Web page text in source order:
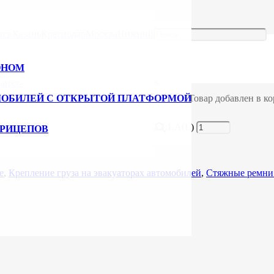
С ОТКРЫТОЙ ПЛАТФОРМОЙТовар добавлен в
с одной резиновой накладкой 50.20.3.1.А(L)
, Крепление груза на эвакуаторах автомобилей, Стяжные ремни